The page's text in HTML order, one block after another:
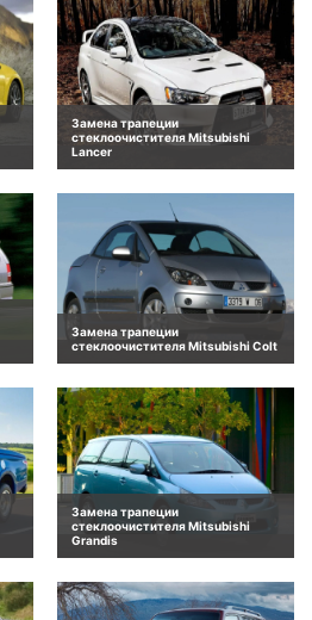
Замена трапеции
стеклоочистителя Mitsubishi
Lancer
Замена трапеции
стеклоочистителя Mitsubishi Colt
Замена трапеции
стеклоочистителя Mitsubishi
Grandis